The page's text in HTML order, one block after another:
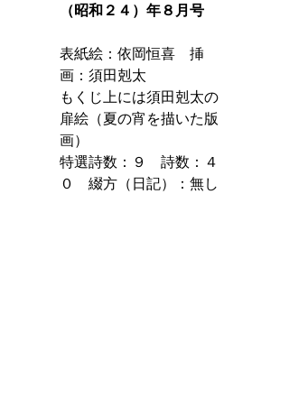
（昭和２４）年８月号
表紙絵：依岡恒喜　挿
画：須田剋太
もくじ上には須田剋太の
扉絵（夏の宵を描いた版
画）
特選詩数：９　詩数：４
０　綴方（日記）：無し